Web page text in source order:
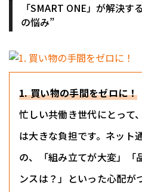
「SMART ONE」が解決
の悩み”
1. 買い物の手間をゼロに！
忙しい共働き世代にとって
は大きな負担です。ネット
の、「組み立てが大変」「
ンスは？」といった心配が